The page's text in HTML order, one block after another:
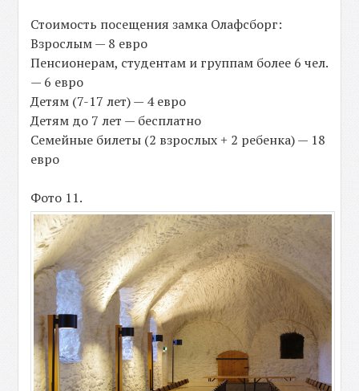
Стоимость посещения замка Олафсборг:
Взрослым — 8 евро
Пенсионерам, студентам и группам более 6 чел.
— 6 евро
Детям (7-17 лет) — 4 евро
Детям до 7 лет — бесплатно
Семейные билеты (2 взрослых + 2 ребенка) — 18
евро
Фото 11.